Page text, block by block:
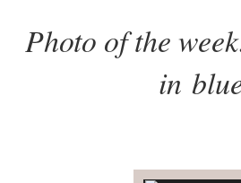
Photo of the
in